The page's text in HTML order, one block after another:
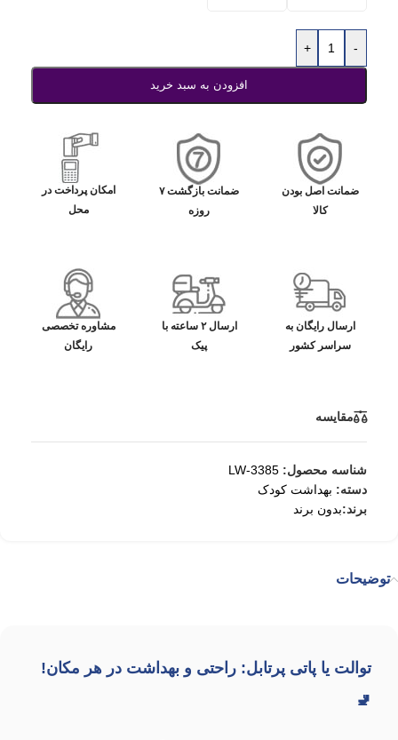
-
+
افزودن به سبد خرید
ضمانت اصل بودن
کالا
ضمانت بازگشت ۷
روزه
امکان پرداخت در
محل
ارسال رایگان به
سراسر کشور
ارسال ۲ ساعته با
پیک
مشاوره تخصصی
رایگان
مقایسه
شناسه محصول: LW-3385
دسته: بهداشت کودک
برند:بدون برند
توضیحات
توالت یا پاتی پرتابل: راحتی و بهداشت در هر مکان!
🚽